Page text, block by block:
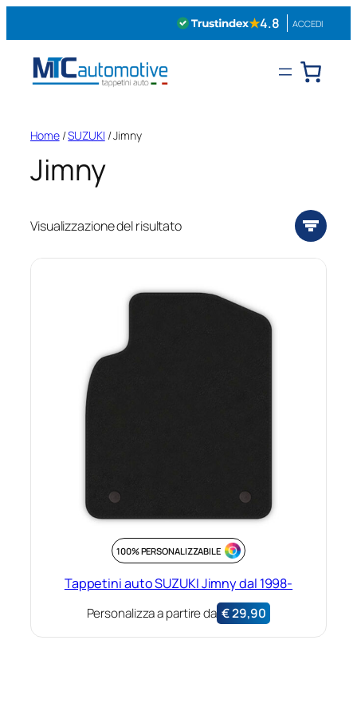
★4.8 ACCEDI
Home/SUZUKI / Jimny
Jimny
Visualizzazione del risultato
100% PERSONALIZZABILE
Tappetini auto SUZUKI Jimny dal 1998-
Personalizza a partire da €29,90